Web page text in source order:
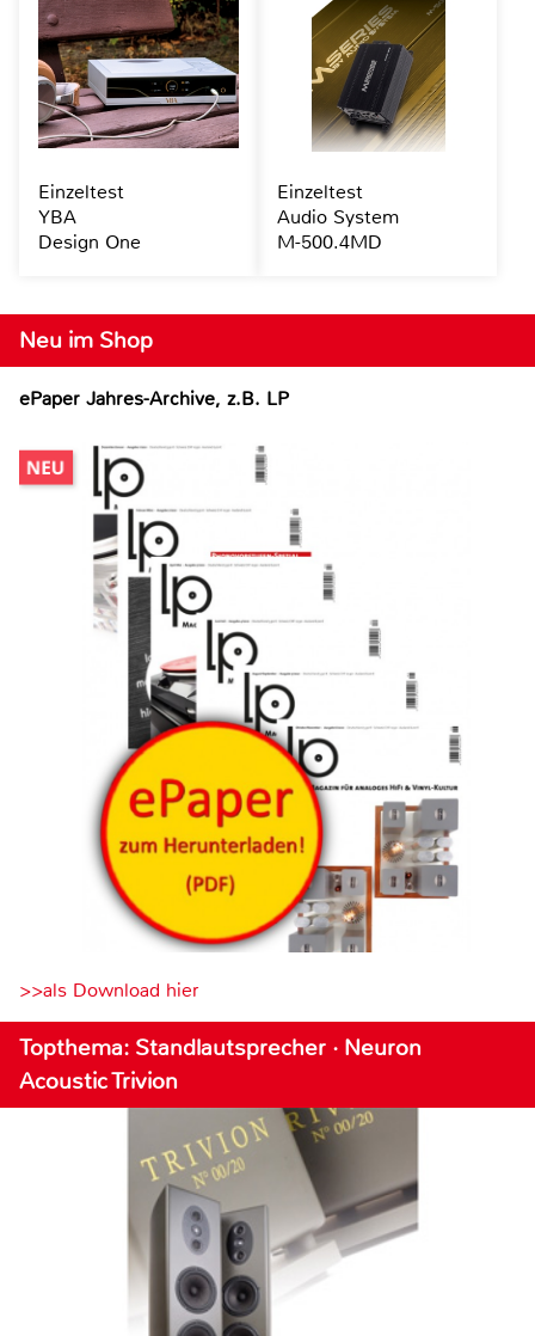
Neu im Shop
ePaper Jahres-Archive, z.B. LP
>>als Download hier
Topthema: Standlautsprecher · Neuron
Acoustic Trivion
Einzeltest
YBA
Design One
Einzeltest
Audio System
M-500.4MD